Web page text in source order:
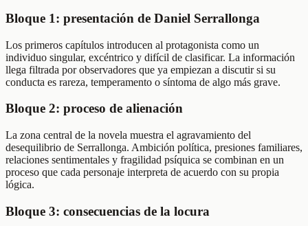
Bloque 1: presentación de Daniel Serrallonga
Los primeros capítulos introducen al protagonista como un
individuo singular, excéntrico y difícil de clasificar. La información
llega filtrada por observadores que ya empiezan a discutir si su
conducta es rareza, temperamento o síntoma de algo más grave.
Bloque 2: proceso de alienación
La zona central de la novela muestra el agravamiento del
desequilibrio de Serrallonga. Ambición política, presiones familiares,
relaciones sentimentales y fragilidad psíquica se combinan en un
proceso que cada personaje interpreta de acuerdo con su propia
lógica.
Bloque 3: consecuencias de la locura